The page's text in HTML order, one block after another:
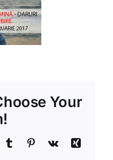
Your
Tumblr Pinterest
Vk
Xing